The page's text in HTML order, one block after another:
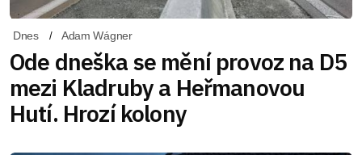
Dnes Adam Wágner
Ode dneška se mění provoz na D5
mezi Kladruby a Heřmanovou
Hutí. Hrozí kolony